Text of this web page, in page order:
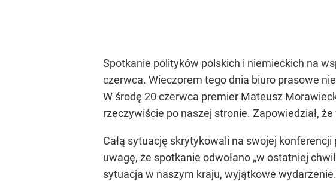
Spotkanie polityków polskich i niemieckich na
czerwca. Wieczorem tego dnia biuro prasowe
W środę 20 czerwca premier Mateusz
rzeczywiście po naszej stronie. Zapowiedział,
Całą sytuację skrytykowali na swojej
uwagę, że spotkanie odwołano „w ostatniej
sytuacja w naszym kraju, wyjątkowe